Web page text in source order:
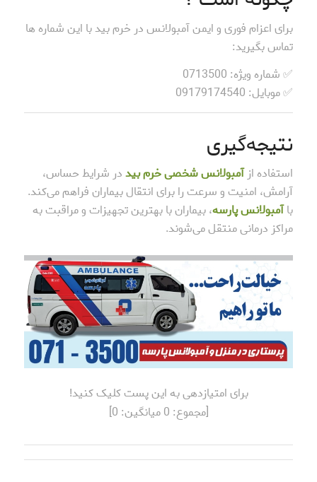
برای اعزام فوری و ایمن آمبولانس در خرم بید با این شماره ها
تماس بگیرید:
✅ شماره ویژه: 0713500
✅ موبایل: 09179174540
نتیجه‌گیری
استفاده ازآمبولانس شخصی خرم بیددر شرایط حساس،
آرامش، امنیت و سرعت را برای انتقال بیماران فراهم می‌کند.
باآمبولانس پارسه، بیماران با بهترین تجهیزات و مراقبت به
مراکز درمانی منتقل می‌شوند.
برای امتیازدهی به این پست کلیک کنید!
[مجموع: 0میانگین: 0
]